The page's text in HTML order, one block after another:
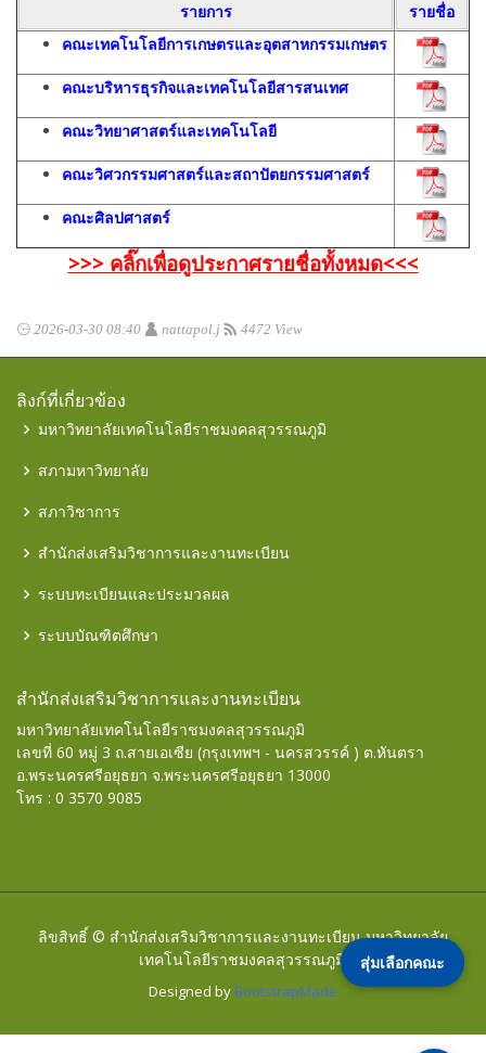
รายการ
รายชื่อ
คณะเทคโนโลยีการเกษตรและอุตสาหกรรมเกษตร
คณะบริหารธุรกิจและเทคโนโลยีสารสนเทศ
คณะวิทยาศาสตร์และเทคโนโลยี
คณะวิศวกรรมศาสตร์และสถาปัตยกรรมศาสตร์
คณะศิลปศาสตร์
>>> คลิ๊กเพื่อดูประกาศรายชื่อทั้งหมด<<<
2026-03-30 08:40 nattapol.j 4472 View
ลิงก์ที่เกี่ยวข้อง
มหาวิทยาลัยเทคโนโลยีราชมงคลสุวรรณภูมิ
สภามหาวิทยาลัย
สภาวิชาการ
สำนักส่งเสริมวิชาการและงานทะเบียน
ระบบทะเบียนและประมวลผล
ระบบบัณฑิตศึกษา
สำนักส่งเสริมวิชาการและงานทะเบียน
มหาวิทยาลัยเทคโนโลยีราชมงคลสุวรรณภูมิ
เลขที่ 60 หมู่ 3 ถ.สายเอเซีย (กรุงเทพฯ - นครสวรรค์ ) ต.หันตรา
อ.พระนครศรีอยุธยา จ.พระนครศรีอยุธยา 13000
โทร : 0 3570 9085
ลิขสิทธิ์ © สำนักส่งเสริมวิชาการและงานทะเบียน มหาวิทยาลัย
เทคโนโลยีราชมงคลสุวรรณภูมิ.
Designed byBootstrapMade
สุ่มเลือกคณะ